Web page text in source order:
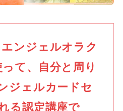
ンジェルオラク
て、自分と周り
ジェルカードセ
る認定講座で